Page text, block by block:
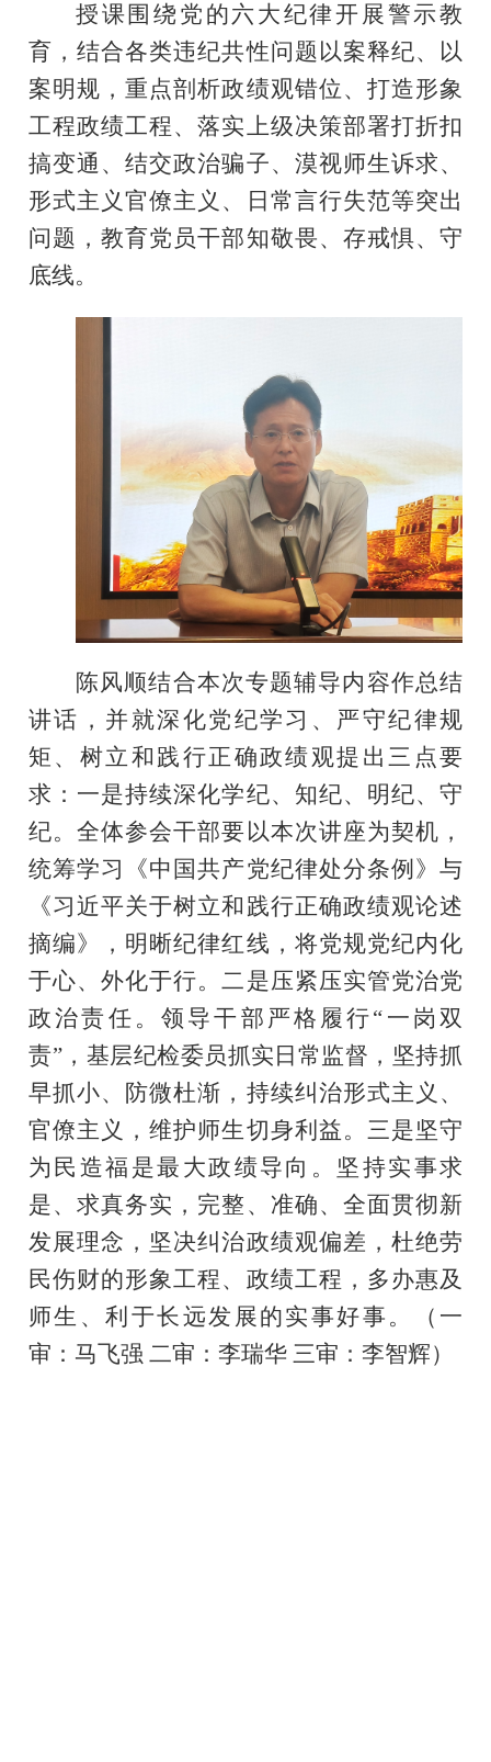
授课围绕党的六大纪律开展警示教
育，结合各类违纪共性问题以案释纪、以
案明规，重点剖析政绩观错位、打造形象
工程政绩工程、落实上级决策部署打折扣
搞变通、结交政治骗子、漠视师生诉求、
形式主义官僚主义、日常言行失范等突出
问题，教育党员干部知敬畏、存戒惧、守
底线。
陈风顺结合本次专题辅导内容作总结
讲话，并就深化党纪学习、严守纪律规
矩、树立和践行正确政绩观提出三点要
求：一是持续深化学纪、知纪、明纪、守
纪。全体参会干部要以本次讲座为契机，
统筹学习《中国共产党纪律处分条例》与
《习近平关于树立和践行正确政绩观论述
摘编》，明晰纪律红线，将党规党纪内化
于心、外化于行。二是压紧压实管党治党
政治责任。领导干部严格履行“一岗双
责”，基层纪检委员抓实日常监督，坚持抓
早抓小、防微杜渐，持续纠治形式主义、
官僚主义，维护师生切身利益。三是坚守
为民造福是最大政绩导向。坚持实事求
是、求真务实，完整、准确、全面贯彻新
发展理念，坚决纠治政绩观偏差，杜绝劳
民伤财的形象工程、政绩工程，多办惠及
师生、利于长远发展的实事好事。
（一
审：马飞强 二审：李瑞华 三审：李智辉）